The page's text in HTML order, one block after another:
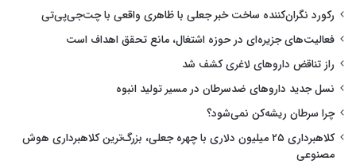
رکورد نگران‌کننده ساخت خبر جعلی با ظاهری واقعی با چت‌جی‌پی‌تی
فعالیت‌های جزیره‌ای در حوزه اشتغال، مانع تحقق اهداف است
راز تناقض داروهای لاغری کشف شد
نسل جدید داروهای ضدسرطان در مسیر تولید انبوه
چرا سرطان ریشه‌کن نمی‌شود؟
کلاهبرداری ۲۵ میلیون دلاری با چهره جعلی، بزرگ‌ترین کلاهبرداری هوش
مصنوعی